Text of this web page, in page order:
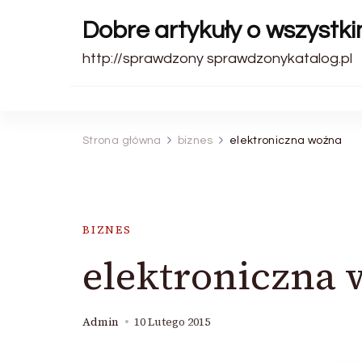
Dobre artykuły o
http://sprawdzony sprawdzonykatalog.pl
Strona główna biznes elektroniczna woźna
BIZNES
elektroniczna
Admin 10 Lutego 2015